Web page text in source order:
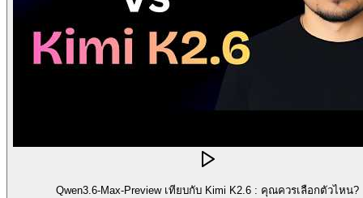
Qwen3.6-Max-Preview เทียบกับ Kimi K2.6 : คุณควรเลือกตัวไหน?